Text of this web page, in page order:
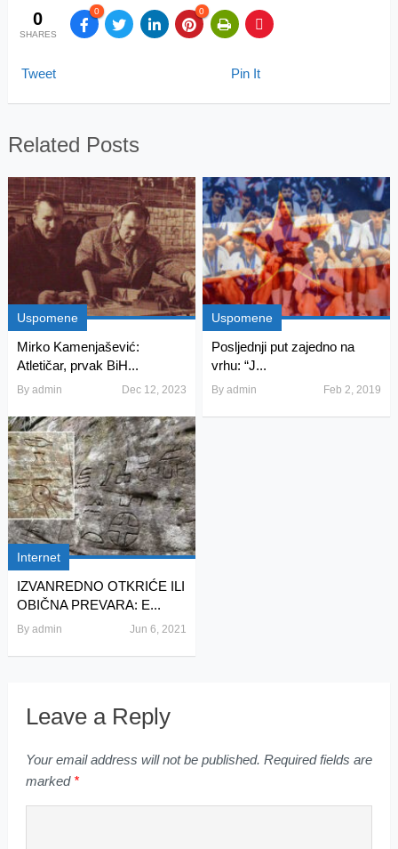
0
SHARES
0 0
Tweet Pin It
Related Posts
Uspomene
Mirko Kamenjašević:
Atletičar, prvak BiH...
By admin Dec 12, 2023
Uspomene
Posljednji put zajedno na
vrhu: “J...
Byadmin Feb 2, 2019
Internet
IZVANREDNO OTKRIĆE ILI
OBIČNA PREVARA: E...
By admin Jun 6, 2021
Leave a Reply
Your email address will not be published. Required fields are
marked *